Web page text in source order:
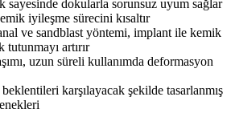
dokularla sorunsuz uyum sağlar
iyileşme sürecini kısaltır
ve sandblast yöntemi, implant ile kemik
artırır
uzun süreli kullanımda deformasyon
karşılayacak şekilde tasarlanmış